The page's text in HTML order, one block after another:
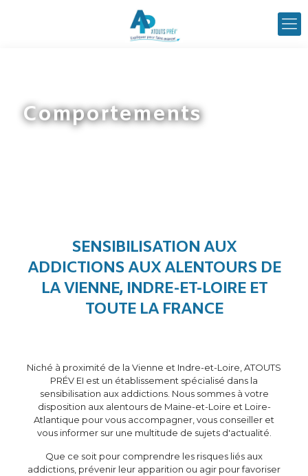
Comportements
SENSIBILISATION AUX
ADDICTIONS AUX ALENTOURS DE
LA VIENNE, INDRE-ET-LOIRE ET
TOUTE LA FRANCE
Niché à proximité de la Vienne et Indre-et-Loire, ATOUTS
PRÉV EI est un établissement spécialisé dans la
sensibilisation aux addictions. Nous sommes à votre
disposition aux alentours de Maine-et-Loire et Loire-
Atlantique pour vous accompagner, vous conseiller et
vous informer sur une multitude de sujets d'actualité.
Que ce soit pour comprendre les risques liés aux
addictions, prévenir leur apparition ou agir pour favoriser